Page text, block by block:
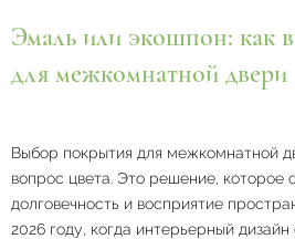
Эмаль или экошпон: как
для межкомнатной двери
Выбор покрытия для межкомнатной
вопрос цвета. Это решение, которое
долговечность и восприятие
2026 году, когда интерьерный